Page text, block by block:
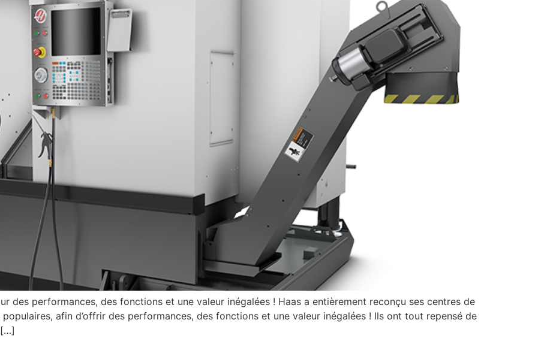
des performances, des fonctions et une valeur inégalées ! Haas a entièrement reconçu ses centres de
afin d’offrir des performances, des fonctions et une valeur inégalées ! Ils ont tout repensé de
[…]